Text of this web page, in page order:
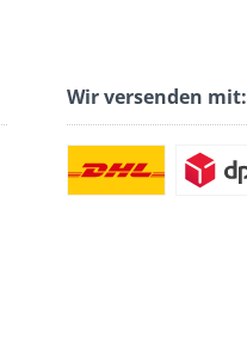
Wir versenden mit: